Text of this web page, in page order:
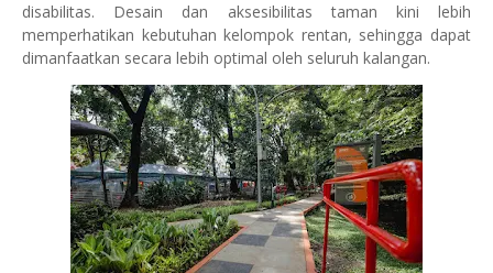
disabilitas. Desain dan aksesibilitas taman kini lebih
memperhatikan kebutuhan kelompok rentan, sehingga dapat
dimanfaatkan secara lebih optimal oleh seluruh kalangan.